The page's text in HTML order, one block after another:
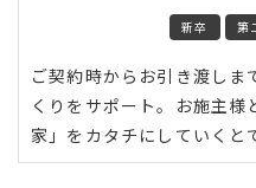
新卒 第
ご契約時からお引き渡しま
くりをサポート。お施主様
家」をカタチにしていくと